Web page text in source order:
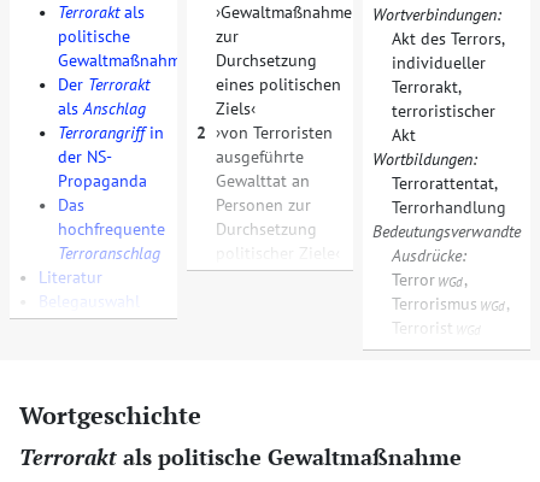
•
Terroraktals
politische
Gewaltmaßnahme
•
Der Terrorakt
alsAnschlag
•
Terrorangriffin
der NS-
Propaganda
•
Das
hochfrequente
Terroranschlag
•
Literatur
Belegauswahl
Gewaltmaßnahme
zur
Durchsetzung
eines politischen
Ziels
2
von Terroristen
ausgeführte
Gewalttat an
Personen zur
Durchsetzung
politischer Ziele
Wortverbindungen:
Akt des Terrors,
individueller
Terrorakt,
terroristischer
Akt
Wortbildungen:
Terrorattentat,
Terrorhandlung
Bedeutungsverwandte
Ausdrücke:
Terror WGd,
Terrorismus WGd,
Terrorist
WGd
Wortgeschichte
Terrorakt als politische Gewaltmaßnahme